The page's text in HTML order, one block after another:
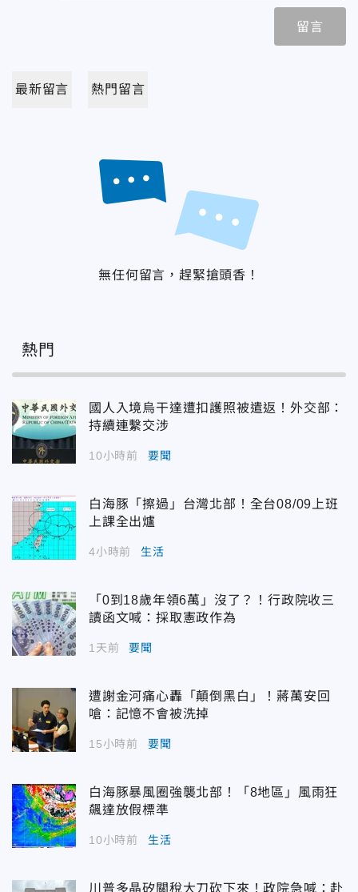
留言
最新留言 熱門留言
無任何留言，趕緊搶頭香！
熱門
國人入境烏干達遭扣護照被遣返！外交部：
持續連繫交涉
10小時前 要聞
白海豚「擦過」台灣北部！全台08/09上班
上課全出爐
4小時前 生活
「0到18歲年領6萬」沒了？！行政院收三
讀函文喊：採取憲政作為
1天前 要聞
遭謝金河痛心轟「顛倒黑白」！蔣萬安回
嗆：記憶不會被洗掉
15小時前 要聞
白海豚暴風圈強襲北部！「8地區」風雨狂
飆達放假標準
10小時前 生活
川普多晶矽關稅大刀砍下來！政院急喊：赴